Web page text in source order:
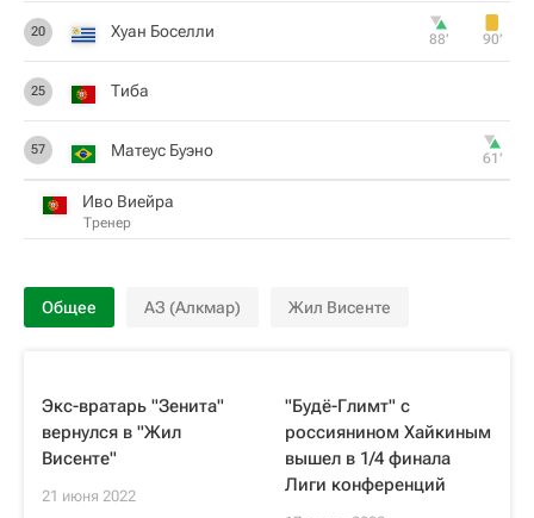
20 Хуан Боселли 88‎’‎ 90‎’‎
25 Тиба
57 Матеус Буэно 61‎’‎
Иво Виейра
Тренер
Общее АЗ (Алкмар) Жил Висенте
Экс-вратарь "Зенита"
вернулся в "Жил
Висенте"
21 июня 2022
"Будё-Глимт" с
россиянином Хайкиным
вышел в 1/4 финала
Лиги конференций